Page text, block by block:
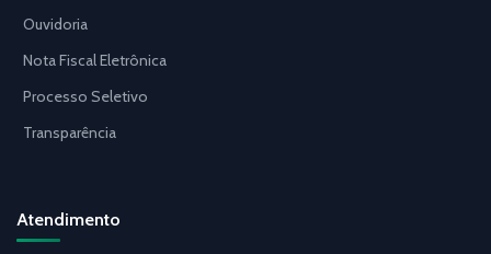
Ouvidoria
Nota Fiscal Eletrônica
Processo Seletivo
Transparência
Atendimento